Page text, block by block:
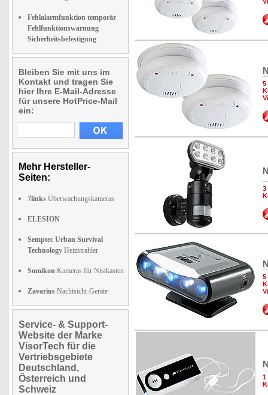
Fehlalarmfunktion temporär
Fehlfunktionswarnung
Sicherheitsbefestigung
Bleiben Sie mit uns im
Kontakt und tragen Sie
hier Ihre E-Mail-Adresse
für unsere HotPrice-Mail
ein:
Mehr Hersteller-
Seiten:
7links Überwachungskameras
ELESION
Semptec Urban Survival
Technology Heizstrahler
Somikon Kameras für Nistkasten
Zavarius Nachtsicht-Geräte
Service- & Support-
Website der Marke
VisorTech für die
Vertriebsgebiete
Deutschland,
Österreich und
Schweiz
5
3
5
1